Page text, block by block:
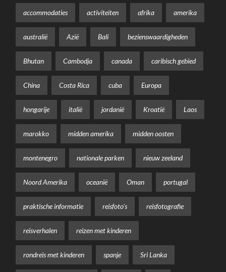
accommodaties activiteiten afrika amerika
australië Azië Bali bezienswaardigheden
Bhutan Cambodja canada caribisch gebied
China Costa Rica cuba Europa
hongarije italië jordanië Kroatië Laos
marokko midden amerika midden oosten
montenegro nationale parken nieuw zeeland
Noord Amerika oceanië Oman portugal
praktische informatie reisfoto's reisfotografie
reisverhalen reizen met kinderen
rondreis met kinderen spanje Sri Lanka